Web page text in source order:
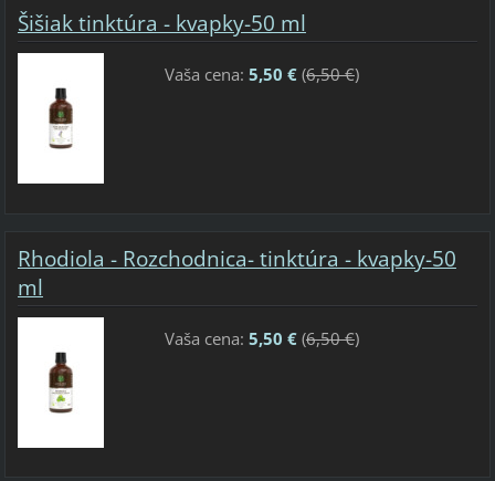
Šišiak tinktúra - kvapky-50 ml
Vaša cena: 5,50 €(6,50 €)
Rhodiola - Rozchodnica- tinktúra - kvapky-50
ml
Vaša cena: 5,50 €(6,50 €)